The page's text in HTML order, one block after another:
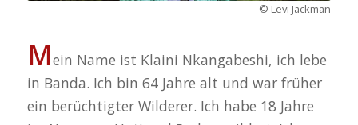
Levi Jackman
Mein Name ist Klaini Nkangabeshi, ich lebe
in Banda. Ich bin 64 Jahre alt und war früher
ein berüchtigter Wilderer. Ich habe 18 Jahre